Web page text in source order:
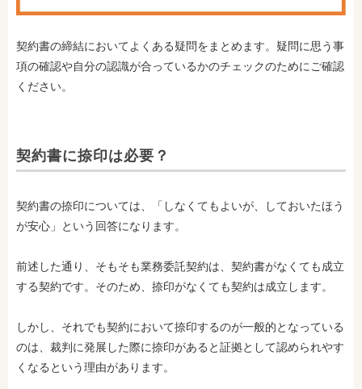
契約書の締結においてよくある疑問をまとめます。疑問に思う事
項の確認や自分の認識が合っているかのチェックのためにご確認
ください。
契約書に捺印は必要？
契約書の捺印については、「しなくてもよいが、しておいたほう
が安心」という回答になります。
前述した通り、そもそも業務委託契約は、契約書がなくても成立
する契約です。そのため、捺印がなくても契約は成立します。
しかし、それでも契約において捺印するのが一般的となっている
のは、裁判に発展した際に捺印があると証拠として認められやす
くなるという理由があります。